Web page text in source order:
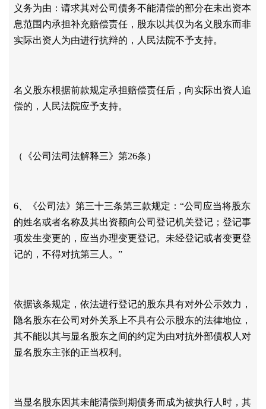
义务为由：请求其对公司债务不能清偿的部分在未出资本
息范围内承担补充赔偿责任，股东以其仅为名义股东而非
实际出资人为由进行抗辩的，人民法院不予支持。
名义股东根据前款规定承担赔偿责任后，向实际出资人追
偿的，人民法院应予支持。
（《公司法司法解释三》第26条）
6、《公司法》第三十三条第三款规定：“公司应当将股东
的姓名或者名称及其出资额向公司登记机关登记；登记事
项发生变更的，应当办理变更登记。未经登记或者变更登
记的，不得对抗第三人。”
依据该条规定，依法进行登记的股东具有对外公示效力，
隐名股东在公司对外关系上不具有公示股东的法律地位，
其不能以其与显名股东之间的约定为由对抗外部债权人对
显名股东主张的正当权利。
当显名股东因其未能清偿到期债务而成为被执行人时，其